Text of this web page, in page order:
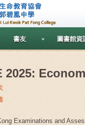
書友 圖書館資
2025:
Examinations and